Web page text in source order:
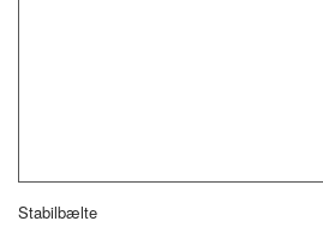
Stabilbælte